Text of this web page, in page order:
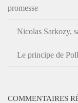
promesse
Nicolas Sarkozy,
Le principe de
COMMENTAIRES